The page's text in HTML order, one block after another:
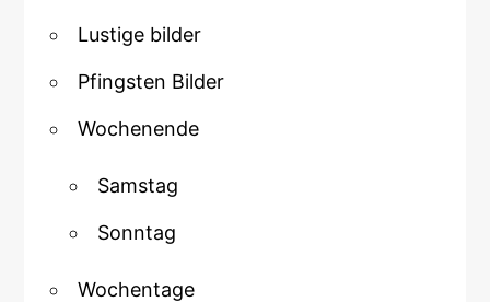
Lustige bilder
Pfingsten Bilder
Wochenende
Samstag
Sonntag
Wochentage